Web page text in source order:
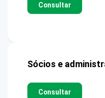
Consultar
Sócios e
Consultar